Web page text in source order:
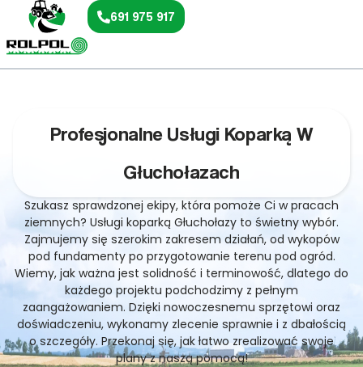
691 975 917
Profesjonalne Usługi Koparką W
Głuchołazach
Szukasz sprawdzonej ekipy, która pomoże Ci w pracach
ziemnych? Usługi koparką Głuchołazy to świetny wybór.
Zajmujemy się szerokim zakresem działań, od wykopów
pod fundamenty po przygotowanie terenu pod ogród.
Wiemy, jak ważna jest solidność i terminowość, dlatego do
każdego projektu podchodzimy z pełnym
zaangażowaniem. Dzięki nowoczesnemu sprzętowi oraz
doświadczeniu, wykonamy zlecenie sprawnie i z dbałością
o szczegóły. Przekonaj się, jak łatwo zrealizować swoje
plany z naszą pomocą!